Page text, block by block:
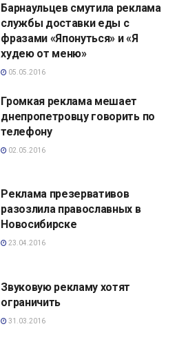
Барнаульцев смутила реклама
службы доставки еды с
фразами «Японуться» и «Я
худею от меню»
05.05.2016
Громкая реклама мешает
днепропетровцу говорить по
телефону
02.05.2016
Реклама презервативов
разозлила православных в
Новосибирске
23.04.2016
Звуковую рекламу хотят
ограничить
31.03.2016